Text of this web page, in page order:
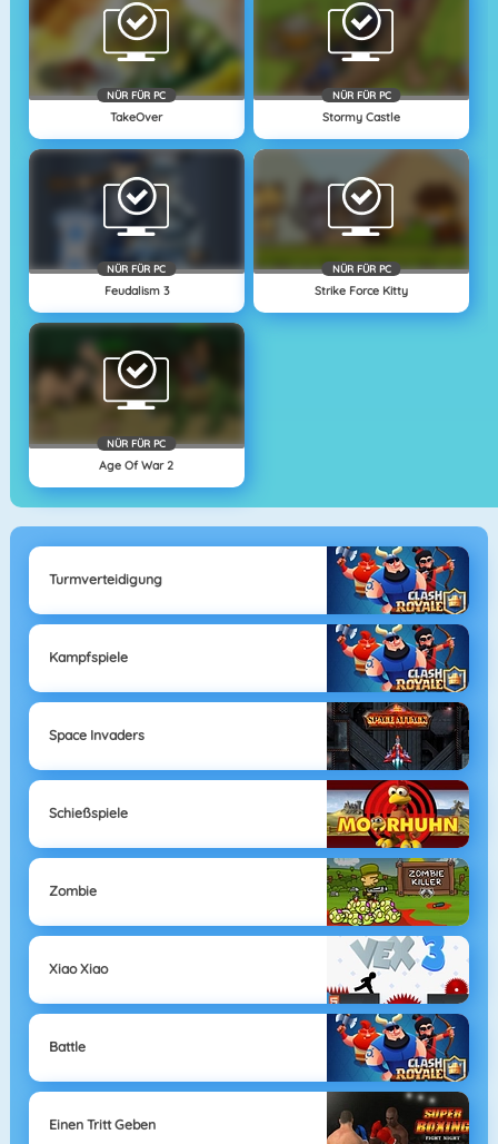
NÜR FÜR PC
TakeOver
NÜR FÜR PC
Stormy Castle
NÜR FÜR PC
Feudalism 3
NÜR FÜR PC
Strike Force Kitty
NÜR FÜR PC
Age Of War 2
Turmverteidigung
Kampfspiele
Space Invaders
Schießspiele
Zombie
Xiao Xiao
Battle
Einen Tritt Geben